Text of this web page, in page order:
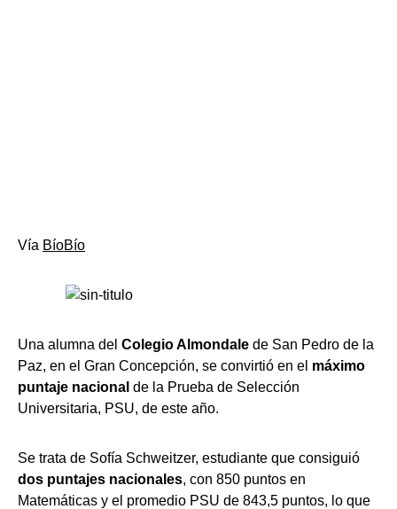
Vía BíoBío
Una alumna del Colegio Almondale de San Pedro de la
Paz, en el Gran Concepción, se convirtió en el máximo
puntaje nacional de la Prueba de Selección
Universitaria, PSU, de este año.
Se trata de Sofía Schweitzer, estudiante que consiguió
dos puntajes nacionales, con 850 puntos en
Matemáticas y el promedio PSU de 843,5 puntos, lo que